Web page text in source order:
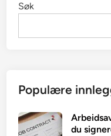
Søk
Populære
du